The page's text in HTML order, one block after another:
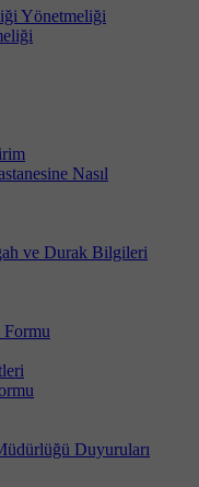
Yönetmeliği
Nasıl
ve Durak Bilgileri
Formu
Duyuruları